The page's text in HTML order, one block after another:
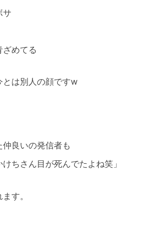
サ
ざめてる
とは別人の顔ですw
良いの発信者も
けちさん目が死んでたよね笑」
す。